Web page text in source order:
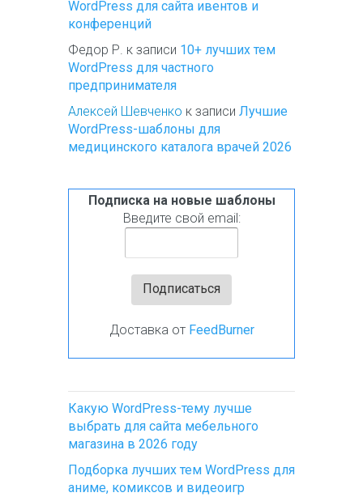
WordPress для сайта ивентов и
конференций
Федор Р. к записи 10+ лучших тем
WordPress для частного
предпринимателя
Алексей Шевченко к записи Лучшие
WordPress-шаблоны для
медицинского каталога врачей 2026
Подписка на новые шаблоны
Введите свой email:
Доставка от FeedBurner
Какую WordPress-тему лучше
выбрать для сайта мебельного
магазина в 2026 году
Подборка лучших тем WordPress для
аниме, комиксов и видеоигр